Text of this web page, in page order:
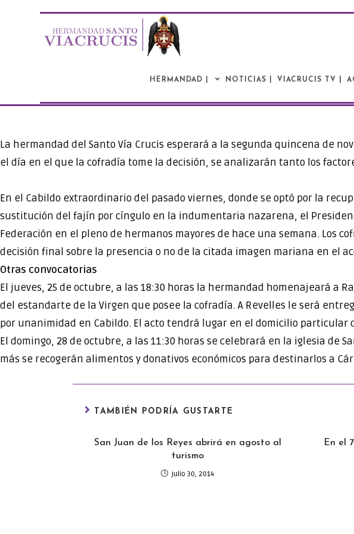
HERMANDAD | NOTICIAS | VIACRUCIS TV |
La hermandad del Santo Vía Crucis esperará a la segunda quincena de
el día en el que la cofradía tome la decisión, se analizarán tanto los
En el Cabildo extraordinario del pasado viernes, donde se optó por la
sustitución del fajín por cíngulo en la indumentaria nazarena, el
Federación en el pleno de hermanos mayores de hace una semana. Los
decisión final sobre la presencia o no de la citada imagen mariana en el
Otras convocatorias
El jueves, 25 de octubre, a las 18:30 horas la hermandad homenajeará a
del estandarte de la Virgen que posee la cofradía. A Revelles le será
por unanimidad en Cabildo. El acto tendrá lugar en el domicilio particular
El domingo, 28 de octubre, a las 11:30 horas se celebrará en la iglesia de
más se recogerán alimentos y donativos económicos para destinarlos a
TAMBIÉN PODRÍA GUSTARTE
San Juan de los Reyes abrirá en agosto al
turismo
julio 30, 2014
En el